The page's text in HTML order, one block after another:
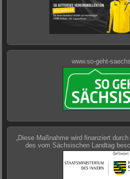
www.so-geht-
„Diese Maßnahme wird finanziert
des vom Sächsischen Landtag